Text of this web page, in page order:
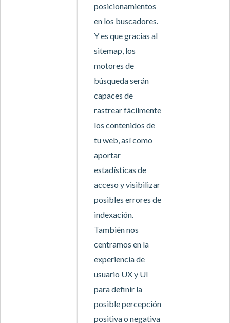
posicionamientos
en los buscadores.
Y es que gracias al
sitemap, los
motores de
búsqueda serán
capaces de
rastrear fácilmente
los contenidos de
tu web, así como
aportar
estadísticas de
acceso y visibilizar
posibles errores de
indexación.
También nos
centramos en la
experiencia de
usuario UX y UI
para definir la
posible percepción
positiva o negativa